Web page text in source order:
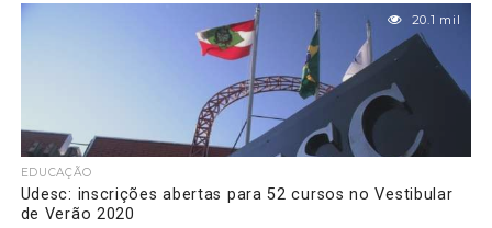
20.1 mil
EDUCAÇÃO
Udesc: inscrições abertas para 52 cursos no Vestibular
de Verão 2020